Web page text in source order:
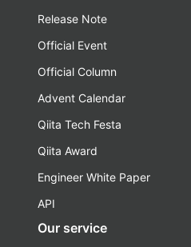
Release Note
Official Event
Official Column
Advent Calendar
Qiita Tech Festa
Qiita Award
Engineer White Paper
API
Our service